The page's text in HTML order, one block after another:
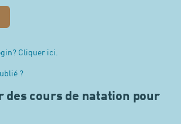
Cliquer ici.
?
des cours de natation pour